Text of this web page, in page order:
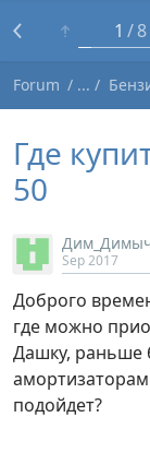
1 8
Forum
Где
50
Sep 2017
Доброго
где можно
Дашку, раньше
подойдет?